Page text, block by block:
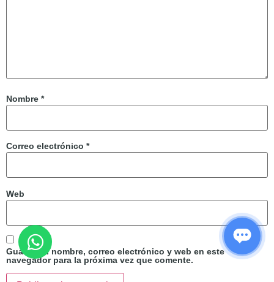
Nombre *
Correo electrónico *
Web
Guarda mi nombre, correo electrónico y web en este
navegador para la próxima vez que comente.